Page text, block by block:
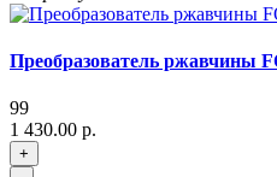
Преобразователь ржавчины
99
1 430.00 р.
+